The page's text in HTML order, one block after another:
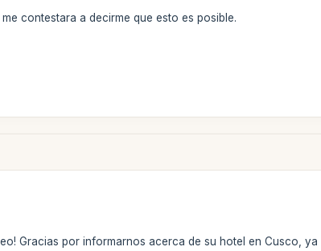
contestara a decirme que esto es posible.
Gracias por informarnos acerca de su hotel en Cusco,